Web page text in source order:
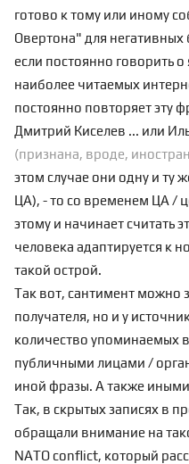
готово к тому или иному
Овертона" для
если постоянно говорить
наиболее читаемых
постоянно повторяет эту
Дмитрий Киселев ... или
(признана, вроде,
этом случае они одну и ту
ЦА), - то со временем ЦА /
этому и начинает считать
человека адаптируется к
такой острой.
Так вот, сантимент можно
получателя, но и у
количество упоминаемых
публичными лицами /
иной фразы. А также
Так, в скрытых записях в
обращали внимание на
NATO conflict, который